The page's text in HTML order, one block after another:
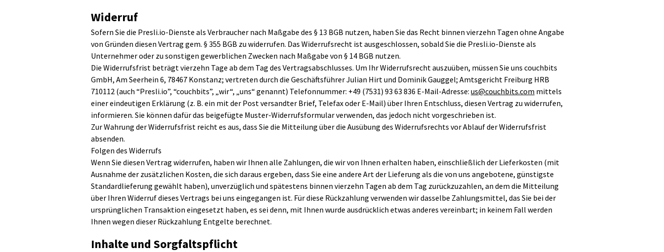
Widerruf
Sofern Sie die Presli.io-Dienste als Verbraucher nach Maßgabe des § 13 BGB nutzen, haben Sie das Recht binnen vierzehn Tagen ohne Angabe
von Gründen diesen Vertrag gem. § 355 BGB zu widerrufen. Das Widerrufsrecht ist ausgeschlossen, sobald Sie die Presli.io-Dienste als
Unternehmer oder zu sonstigen gewerblichen Zwecken nach Maßgabe von § 14 BGB nutzen.
Die Widerrufsfrist beträgt vierzehn Tage ab dem Tag des Vertragsabschlusses. Um Ihr Widerrufsrecht auszuüben, müssen Sie uns couchbits
GmbH, Am Seerhein 6, 78467 Konstanz; vertreten durch die Geschäftsführer Julian Hirt und Dominik Gauggel; Amtsgericht Freiburg HRB
710112 (auch “Presli.io”, “couchbits”, „wir“, „uns“ genannt) Telefonnummer: +49 (7531) 93 63 836 E-Mail-Adresse: us@couchbits.com mittels
einer eindeutigen Erklärung (z. B. ein mit der Post versandter Brief, Telefax oder E-Mail) über Ihren Entschluss, diesen Vertrag zu widerrufen,
informieren. Sie können dafür das beigefügte Muster-Widerrufsformularverwenden, das jedoch nicht vorgeschrieben ist.
Zur Wahrung der Widerrufsfrist reicht es aus, dass Sie die Mitteilung über die Ausübung des Widerrufsrechts vor Ablauf der Widerrufsfrist
absenden.
Folgen des Widerrufs
Wenn Sie diesen Vertrag widerrufen, haben wir Ihnen alle Zahlungen, die wir von Ihnen erhalten haben, einschließlich der Lieferkosten (mit
Ausnahme der zusätzlichen Kosten, die sich daraus ergeben, dass Sie eine andere Art der Lieferung als die von uns angebotene, günstigste
Standardlieferung gewählt haben), unverzüglich und spätestens binnen vierzehn Tagen ab dem Tag zurückzuzahlen, an dem die Mitteilung
über Ihren Widerruf dieses Vertrags bei uns eingegangen ist. Für diese Rückzahlung verwenden wir dasselbe Zahlungsmittel, das Sie bei der
ursprünglichen Transaktion eingesetzt haben, es sei denn, mit Ihnen wurde ausdrücklich etwas anderes vereinbart; in keinem Fall werden
Ihnen wegen dieser Rückzahlung Entgelte berechnet.
Inhalte und Sorgfaltspflicht